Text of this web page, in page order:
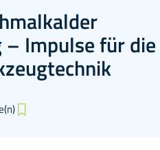
Impulse für die